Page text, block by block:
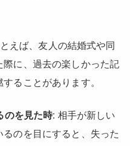
えば、友人の結婚式や同
に、過去の楽しかった記
ることがあります。
のを見た時: 相手が新しい
のを目にすると、失った